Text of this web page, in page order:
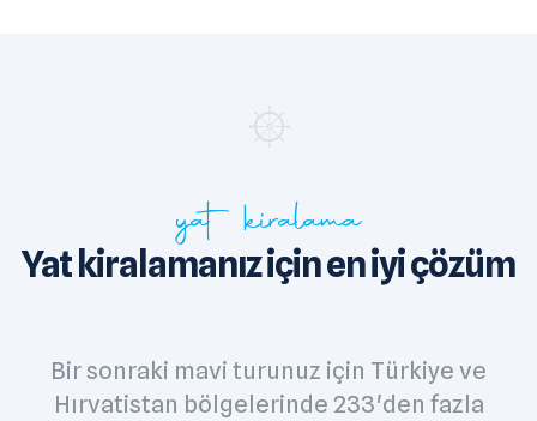
yat kiralama
Yat kiralamanız için en iyi çözüm
Bir sonraki mavi turunuz için Türkiye ve
Hırvatistan bölgelerinde 233'den fazla